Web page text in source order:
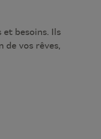
et besoins. Ils
de vos rêves,